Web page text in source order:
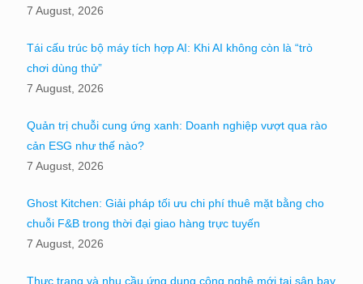
7 August, 2026
Tái cấu trúc bộ máy tích hợp AI: Khi AI không còn là “trò
chơi dùng thử”
7 August, 2026
Quản trị chuỗi cung ứng xanh: Doanh nghiệp vượt qua rào
cản ESG như thế nào?
7 August, 2026
Ghost Kitchen: Giải pháp tối ưu chi phí thuê mặt bằng cho
chuỗi F&B trong thời đại giao hàng trực tuyến
7 August, 2026
Thực trạng và nhu cầu ứng dụng công nghệ mới tại sân bay